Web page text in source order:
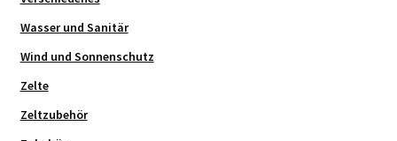
Wasser und Sanitär
Wind und Sonnenschutz
Zelte
Zeltzubehör